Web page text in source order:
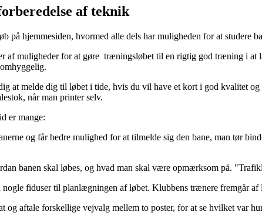
af teknik
på hjemmesiden, hvormed alle dels har muligheden for at
af muligheder for at gøre træningsløbet til en rigtig god træning i
at melde dig til løbet i tide, hvis du vil have et kort i god kvalitet
når man printer selv.
er mange:
og får bedre mulighed for at tilmelde sig den bane, man tør
banen skal løbes, og hvad man skal være opmærksom på.
fiduser til planlægningen af løbet. Klubbens trænere fremgår af
og aftale forskellige vejvalg mellem to poster, for at se hvilket var